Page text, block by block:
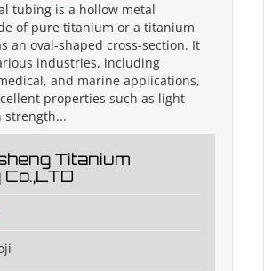
tubing is a hollow metal
of pure titanium or a titanium
an oval-shaped cross-section. It
industries, including
and marine applications,
properties such as light
strength...
Titanium